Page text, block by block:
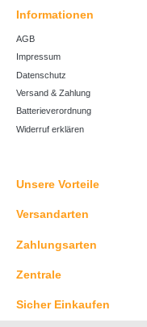
Unsere Vorteile
Zentrale
Sicher Einkaufen
Informationen
AGB
Impressum
Datenschutz
Versand & Zahlung
Batterieverordnung
Widerruf erklären
Versandarten
Zahlungsarten